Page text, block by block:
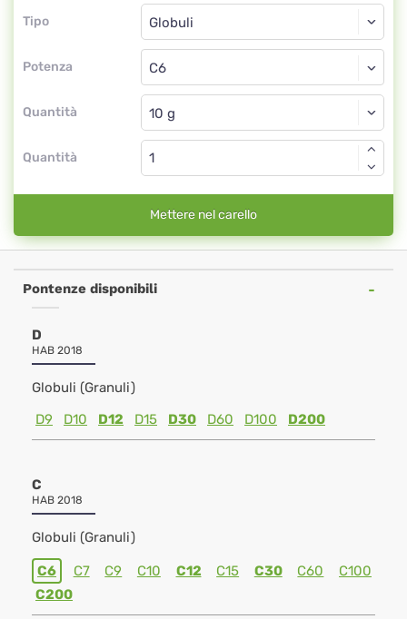
Tipo
Tipo
Potenza
Globuli
C6
Quantità
Globuli
Quantità
Mettere nel carello
Pontenze disponibili
D
HAB 2018
Globuli (Granuli)
D9
D10 D12 D15 D30 D60 D100 D200
C
HAB 2018
Globuli (Granuli)
C6 C7 C9 C10 C12 C15 C30 C60
C100
C200